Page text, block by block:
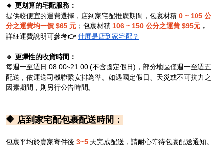
🔹 更划算的宅配服務：
提供較便宜的運費選擇，店到家宅配推廣期間，包裹材積 0 ~ 105 公
分之運費均一價 $65 元 ；包裹材積 106 ~ 150 公分之運費 $95元 ，
詳細運費說明可參考👉什麼是店到家宅配？
🔹 更彈性的收貨時間：
每週一至週日 08:00~21:00 (不含國定假日)，部分地區僅週一至週五
配送，依運送司機聯繫安排為準。如遇國定假日、天災或不可抗力之
因素期間，則另行公告時間。
🔶 店到家宅配包裹配送時間：
包裹平均於賣家寄件後 3~5 天完成配送，請耐心等待包裹配送通知。